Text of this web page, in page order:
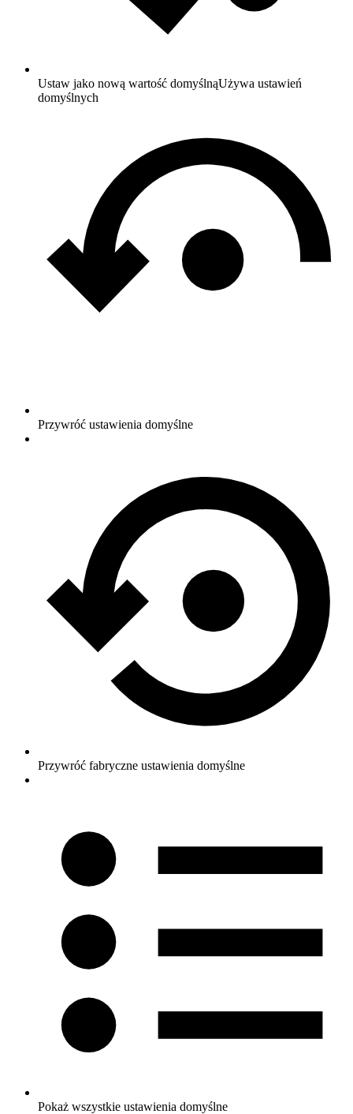
Ustaw jako nową wartość domyślnąUżywa ustawień
domyślnych
Przywróć ustawienia domyślne
Przywróć fabryczne ustawienia domyślne
Pokaż wszystkie ustawienia domyślne